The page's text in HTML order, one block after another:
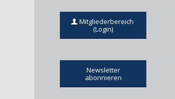
Mitgliederbereich
(Login)
Newsletter
abonnieren